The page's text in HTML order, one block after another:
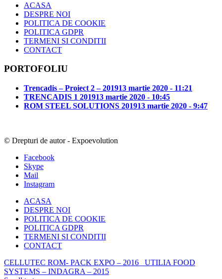
ACASA
DESPRE NOI
POLITICA DE COOKIE
POLITICA GDPR
TERMENI SI CONDITII
CONTACT
PORTOFOLIU
Trencadis – Proiect 2 – 201913 martie 2020 - 11:21
TRENCADIS 1 201913 martie 2020 - 10:45
ROM STEEL SOLUTIONS 201913 martie 2020 - 9:47
© Drepturi de autor - Expoevolution
Facebook
Skype
Mail
Instagram
ACASA
DESPRE NOI
POLITICA DE COOKIE
POLITICA GDPR
TERMENI SI CONDITII
CONTACT
CELLUTEC ROM- PACK EXPO – 2016
UTILIA FOOD
SYSTEMS – INDAGRA – 2015